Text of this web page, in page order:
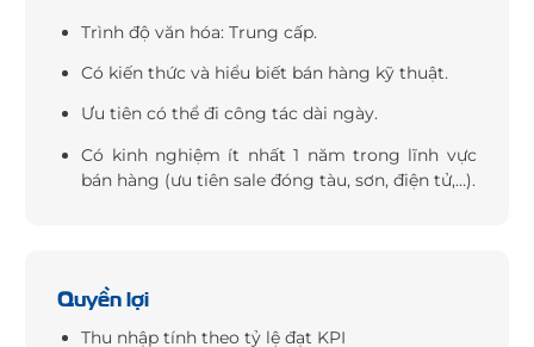
Trình độ văn hóa: Trung cấp.
Có kiến thức và hiểu biết bán hàng kỹ thuật.
Ưu tiên có thể đi công tác dài ngày.
Có kinh nghiệm ít nhất 1 năm trong lĩnh vực
bán hàng (ưu tiên sale đóng tàu, sơn, điện tử,…).
Quyền lợi
Thu nhập tính theo tỷ lệ đạt KPI